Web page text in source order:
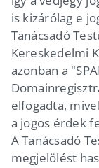
is kizárólag e
Tanácsadó
Kereskedelmi
azonban a
elfogadta,
a jogos érdek
A Tanácsadó
megjelölést